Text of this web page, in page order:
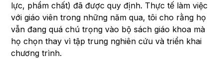
lực, phẩm chất) đã được quy định. Thực tế làm việc
với giáo viên trong những năm qua, tôi cho rằng họ
vẫn đang quá chú trọng vào bộ sách giáo khoa mà
họ chọn thay vì tập trung nghiên cứu và triển khai
chương trình.